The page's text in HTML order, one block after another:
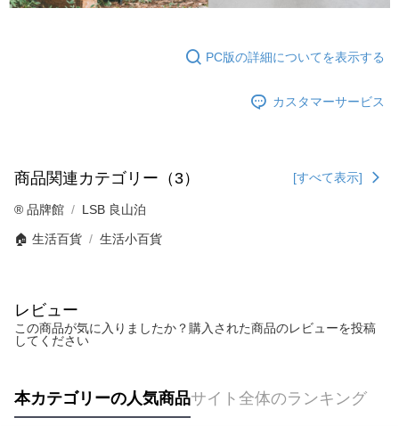
PC版の詳細についてを表示する
カスタマーサービス
商品関連カテゴリー（3） [すべて表示]
®️ 品牌館 LSB 良山泊
🏠 生活百貨 生活小百貨
レビュー
この商品が気に入りましたか？購入された商品のレビューを投稿
してください
本カテゴリーの人気商品サイト全体のランキング